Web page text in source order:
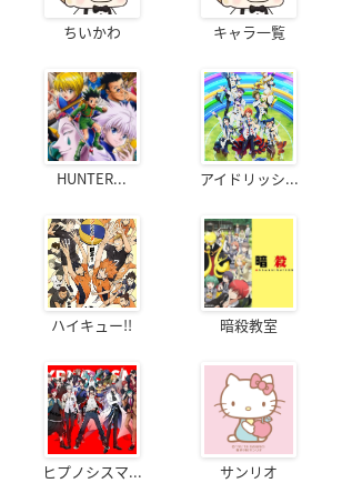
ちいかわ キャラ一覧
HUNTER... アイドリッシ...
ハイキュー!! 暗殺教室
ヒプノシスマ... サンリオ